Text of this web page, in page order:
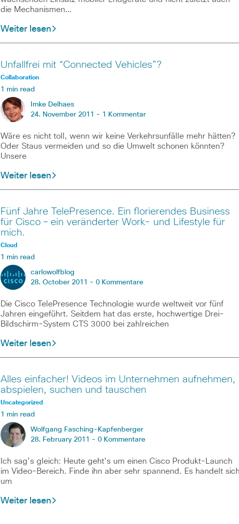
die Mechanismen…
Weiter lesen
Unfallfrei mit “Connected Vehicles”?
Collaboration
1 min read
Imke Delhaes
24. November 2011 - 1 Kommentar
Wäre es nicht toll, wenn wir keine Verkehrsunfälle mehr hätten?
Oder Staus vermeiden und so die Umwelt schonen könnten?
Unsere
Weiter lesen
Fünf Jahre TelePresence. Ein florierendes Business
für Cisco – ein veränderter Work- und Lifestyle für
mich.
Cloud
1 min read
carlowolfblog
28. October 2011 - 0 Kommentare
Die Cisco TelePresence Technologie wurde weltweit vor fünf
Jahren eingeführt. Seitdem hat das erste, hochwertige Drei-
Bildschirm-System CTS 3000 bei zahlreichen
Weiter lesen
Alles einfacher! Videos im Unternehmen aufnehmen,
abspielen, suchen und tauschen
Uncategorized
1 min read
Wolfgang Fasching-Kapfenberger
28. February 2011 - 0 Kommentare
Ich sag’s gleich: Heute geht’s um einen Cisco Produkt-Launch
im Video-Bereich. Finde ihn aber sehr spannend. Es handelt sich
um
Weiter lesen